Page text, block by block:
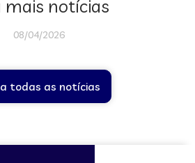
mais notícias
08/04/2026
todas as notícias